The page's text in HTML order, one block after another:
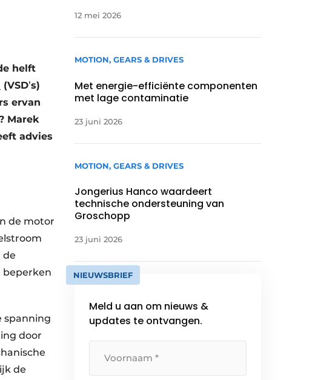
helft
(VSD’s)
ervan
Marek
advies
de motor
de
beperken
spanning
door
de
12 mei 2026
MOTION, GEARS & DRIVES
Met energie-efficiënte componenten
met lage contaminatie
23 juni 2026
MOTION, GEARS & DRIVES
Jongerius Hanco waardeert
technische ondersteuning van
Groschopp
23 juni 2026
NIEUWSBRIEF
Meld u aan om nieuws &
updates te ontvangen.